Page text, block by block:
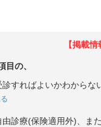
【掲載
目の、
診すればよいかわからな
由診療(保険適用外)、ま